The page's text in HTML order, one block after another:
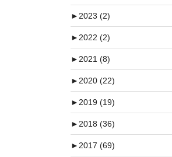
►2023 (2)
►2022 (2)
►2021 (8)
►2020 (22)
►2019 (19)
►2018 (36)
►2017 (69)